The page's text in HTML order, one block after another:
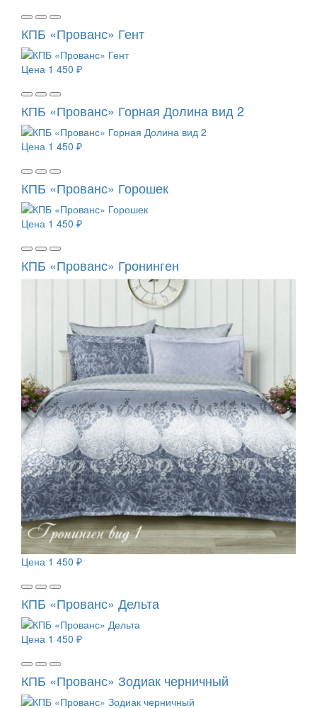
КПБ «Прованс» Гент
Цена 1 450 ₽
КПБ «Прованс» Горная Долина вид 2
Цена 1 450 ₽
КПБ «Прованс» Горошек
Цена 1 450 ₽
КПБ «Прованс» Гронинген
Цена 1 450 ₽
КПБ «Прованс» Дельта
Цена 1 450 ₽
КПБ «Прованс» Зодиак черничный